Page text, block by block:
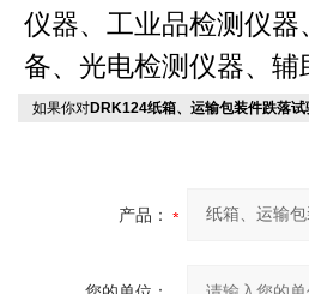
仪器、工业品检测仪
备、光电检测仪器、
如果你对DRK124纸箱、运输包装件跌落试
产品：